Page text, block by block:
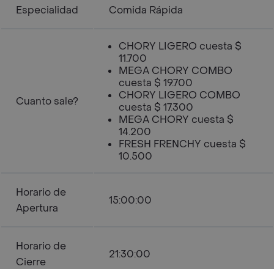
Especialidad Comida Rápida
Cuanto sale?
CHORY LIGERO cuesta $
11.700
MEGA CHORY COMBO
cuesta $ 19.700
CHORY LIGERO COMBO
cuesta $ 17.300
MEGA CHORY cuesta $
14.200
FRESH FRENCHY cuesta $
10.500
Horario de
Apertura
15:00:00
Horario de
Cierre
21:30:00